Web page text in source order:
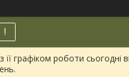
!
графіком роботи